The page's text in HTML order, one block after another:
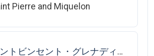
Pierre and Miquelon
セントビンセント・グレナディーン